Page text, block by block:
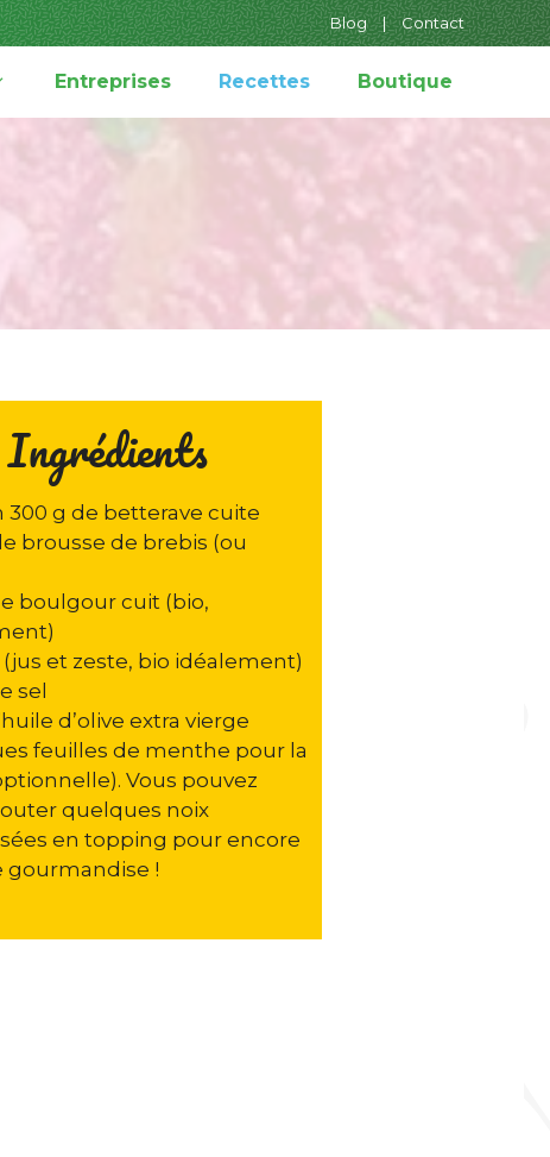
Blog | Contact
Entreprises Recettes Boutique
Ingrédients
300 g de betterave cuite
brousse de brebis (ou
boulgour cuit (bio,
(jus et zeste, bio idéalement)
sel
d’olive extra vierge
feuilles de menthe pour la
Vous pouvez
quelques noix
en topping pour encore
gourmandise !